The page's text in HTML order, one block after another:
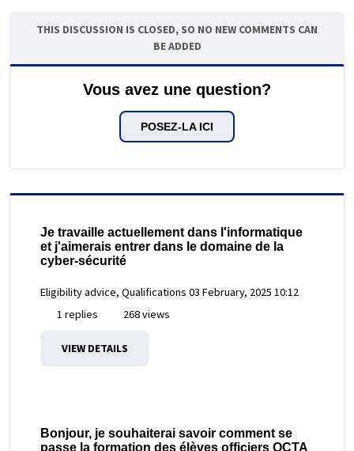
THIS DISCUSSION IS CLOSED, SO NO NEW COMMENTS CAN
BE ADDED
Vous avez une question?
POSEZ-LA ICI
Je travaille actuellement dans l'informatique
et j'aimerais entrer dans le domaine de la
cyber-sécurité
Eligibility advice, Qualifications 03 February, 2025 10:12
1 replies
268 views
VIEW DETAILS
Bonjour, je souhaiterai savoir comment se
passe la formation des élèves officiers OCTA